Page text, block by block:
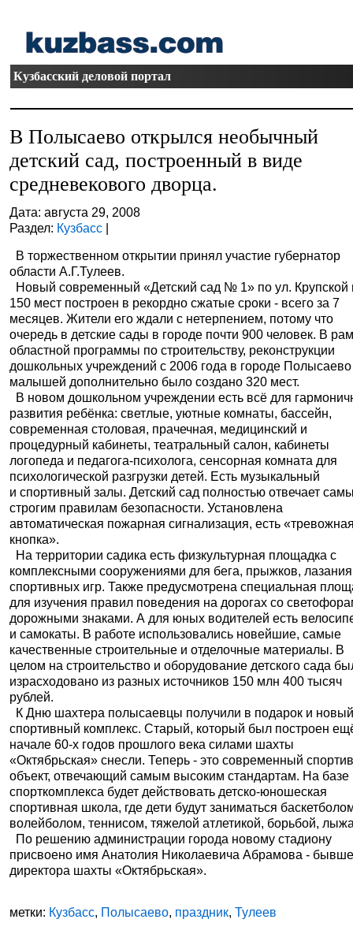
Кузбасский деловой портал
В Полысаево открылся необычный
детский сад, построенный в виде
средневекового дворца.
Дата: августа 29, 2008
Раздел: Кузбасс |
В торжественном открытии принял участие губернатор
области А.Г.Тулеев.
Новый современный «Детский сад № 1» по ул. Крупской
150 мест построен в рекордно сжатые сроки - всего за 7
месяцев. Жители его ждали с нетерпением, потому что
очередь в детские сады в городе почти 900 человек. В
областной программы по строительству, реконструкции
дошкольных учреждений с 2006 года в городе
малышей дополнительно было создано 320 мест.
В новом дошкольном учреждении есть всё для
развития ребёнка: светлые, уютные комнаты, бассейн,
современная столовая, прачечная, медицинский и
процедурный кабинеты, театральный салон, кабинеты
логопеда и педагога-психолога, сенсорная комната для
психологической разгрузки детей. Есть музыкальный
и спортивный залы. Детский сад полностью отвечает
строгим правилам безопасности. Установлена
автоматическая пожарная сигнализация, есть
кнопка».
На территории садика есть физкультурная площадка с
комплексными сооружениями для бега, прыжков,
спортивных игр. Также предусмотрена специальная
для изучения правил поведения на дорогах со
дорожными знаками. А для юных водителей есть
и самокаты. В работе использовались новейшие, самые
качественные строительные и отделочные материалы. В
целом на строительство и оборудование детского сада
израсходовано из разных источников 150 млн 400 тысяч
рублей.
К Дню шахтера полысаевцы получили в подарок и
спортивный комплекс. Старый, который был построен
начале 60-х годов прошлого века силами шахты
«Октябрьская» снесли. Теперь - это современный
объект, отвечающий самым высоким стандартам. На базе
спорткомплекса будет действовать детско-юношеская
спортивная школа, где дети будут заниматься
волейболом, теннисом, тяжелой атлетикой, борьбой,
По решению администрации города новому стадиону
присвоено имя Анатолия Николаевича Абрамова -
директора шахты «Октябрьская».
метки: Кузбасс, Полысаево, праздник,Тулеев